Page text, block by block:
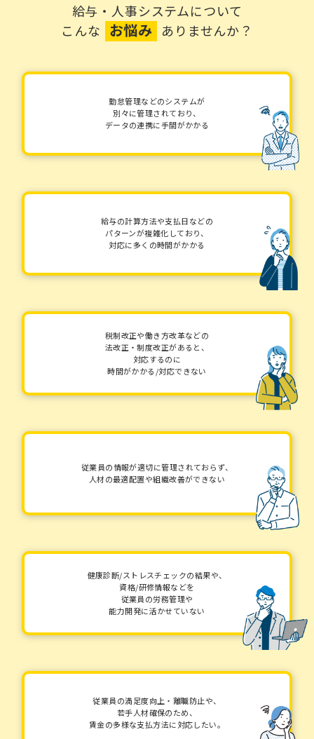
給与・人事システムについて
こんな お悩み ありませんか？
勤怠管理などのシステムが
別々に管理されており、
データの連携に手間がかかる
給与の計算方法や支払日などの
パターンが複雑化しており、
対応に多くの時間がかかる
税制改正や働き方改革などの
法改正・制度改正があると、
対応するのに
時間がかかる/対応できない
従業員の情報が適切に管理されておらず、
人材の最適配置や組織改善ができない
健康診断/ストレスチェックの結果や、
資格/研修情報などを
従業員の労務管理や
能力開発に活かせていない
従業員の満足度向上・離職防止や、
若手人材確保のため、
賃金の多様な支払方法に対応したい。